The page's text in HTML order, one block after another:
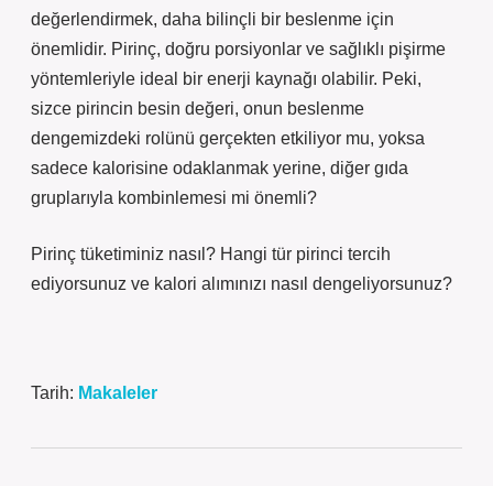
değerlendirmek, daha bilinçli bir beslenme için
önemlidir. Pirinç, doğru porsiyonlar ve sağlıklı pişirme
yöntemleriyle ideal bir enerji kaynağı olabilir. Peki,
sizce pirincin besin değeri, onun beslenme
dengemizdeki rolünü gerçekten etkiliyor mu, yoksa
sadece kalorisine odaklanmak yerine, diğer gıda
gruplarıyla kombinlemesi mi önemli?
Pirinç tüketiminiz nasıl? Hangi tür pirinci tercih
ediyorsunuz ve kalori alımınızı nasıl dengeliyorsunuz?
Tarih: Makaleler